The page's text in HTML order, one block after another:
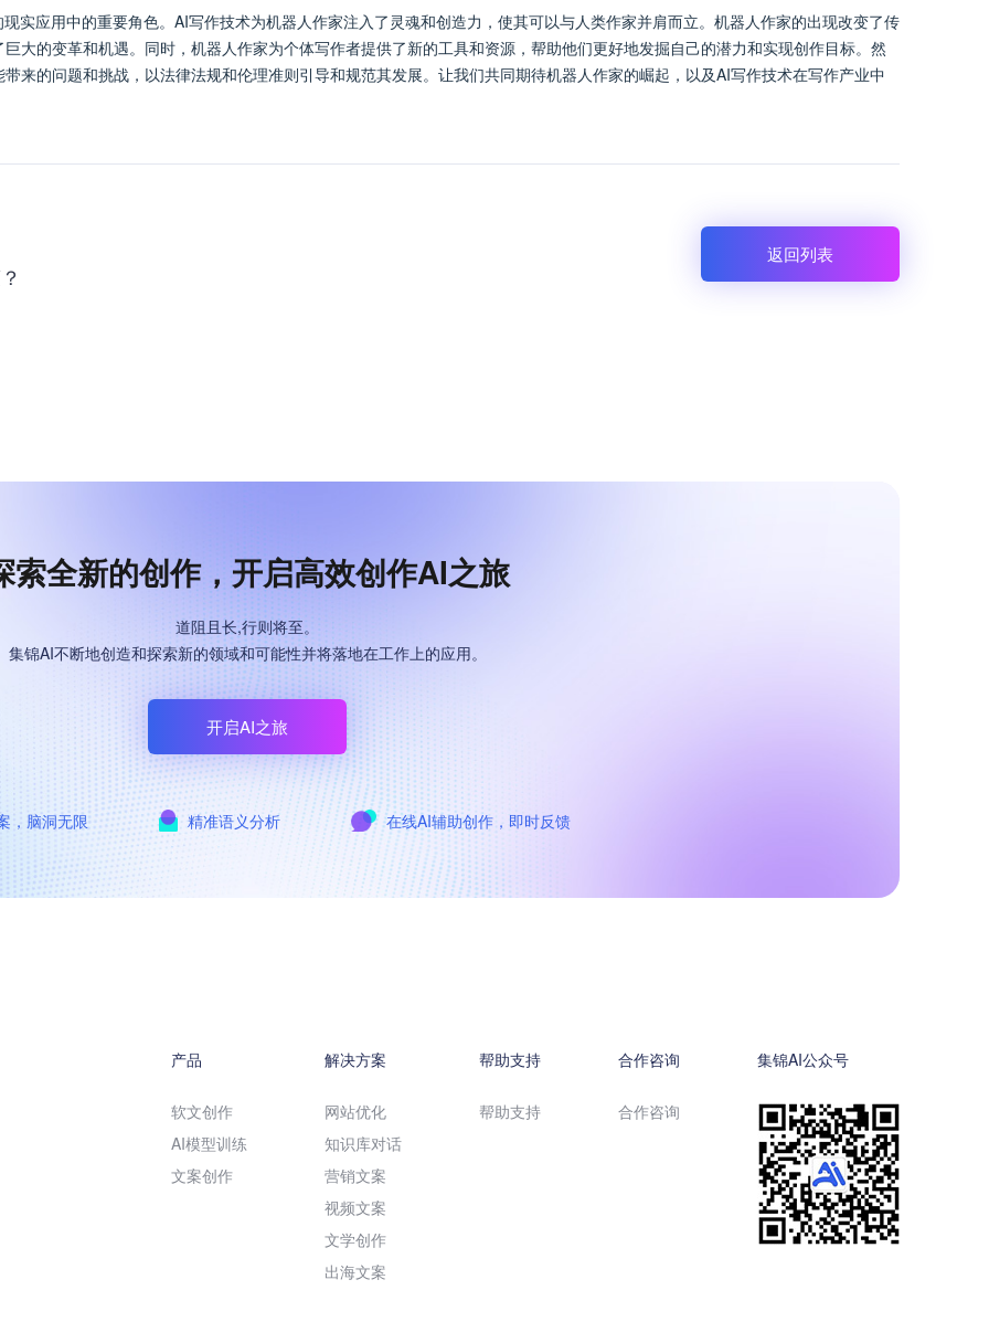
实应用中的重要角色。AI写作技术为机器人作家注入了灵魂和创造力，使其可以与人类作家并肩而立。机器人作家的出现改变了传
大的变革和机遇。同时，机器人作家为个体写作者提供了新的工具和资源，帮助他们更好地发掘自己的潜力和实现创作目标。然
来的问题和挑战，以法律法规和伦理准则引导和规范其发展。让我们共同期待机器人作家的崛起，以及AI写作技术在写作产业中
返回列表
索全新的创作，开启高效创作AI之旅
道阻且长,行则将至。
集锦AI不断地创造和探索新的领域和可能性并将落地在工作上的应用。
开启AI之旅
，脑洞无限 精准语义分析 在线AI辅助创作，即时反馈
产品
软文创作
AI模型训练
文案创作
解决方案
网站优化
知识库对话
营销文案
视频文案
文学创作
出海文案
帮助支持
帮助支持
合作咨询
合作咨询
集锦AI公众号